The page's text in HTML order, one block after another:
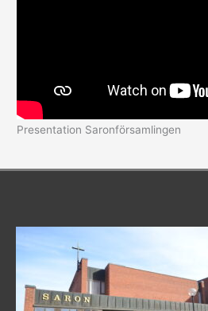
Presentation Saronförsamlingen